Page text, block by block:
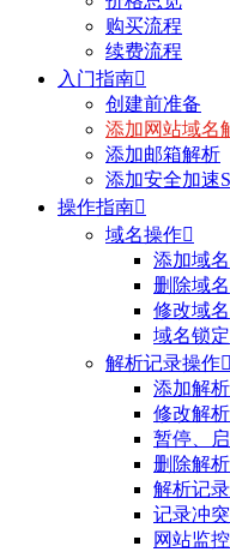
购买流程
续费流程
入门指南
创建前准备
添加网站域名
添加邮箱解析
添加安全加速
操作指南
域名操作
添加域名
删除域名
修改域名
域名锁定
解析记录操作
添加解
修改解
暂停、
删除解
解析记
记录冲
网站监